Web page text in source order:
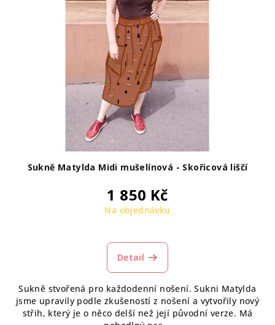
Sukně Matylda Midi mušelínová - Skořicová liščí
1 850 Kč
Na objednávku
Detail
Sukně stvořená pro každodenní nošení. Sukni Matylda
jsme upravily podle zkušeností z nošení a vytvořily nový
střih, který je o něco delší než její původní verze. Má